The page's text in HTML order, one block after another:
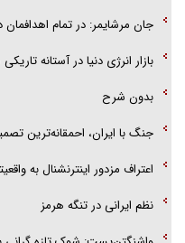
جان مرشایمر: در تمام
بازار انرژی دنیا در آستانه
بدون شرح
جنگ با ایران، احمقانه‌ترین
اعتراف مزدور اینترنشنال به واقعیتی که ۷ ماه
نظم ایرانی در تنگه هرمز